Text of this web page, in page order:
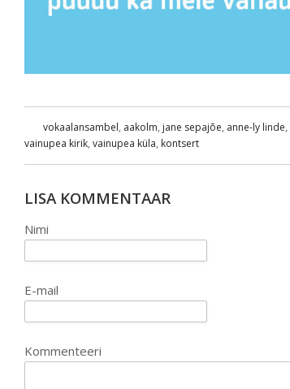
vokaalansambel, aakolm, jane sepajõe, anne-ly linde,
vainupea kirik, vainupea küla, kontsert
LISA KOMMENTAAR
Nimi
E-mail
Kommenteeri